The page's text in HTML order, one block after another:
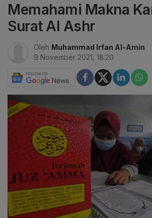
Memahami Makna
Surat Al Ashr
Oleh Muhammad Irfan Al-Amin
9 November 2021, 18:20